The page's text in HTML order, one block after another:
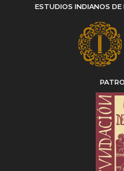
ESTUDIOS INDIANOS DE